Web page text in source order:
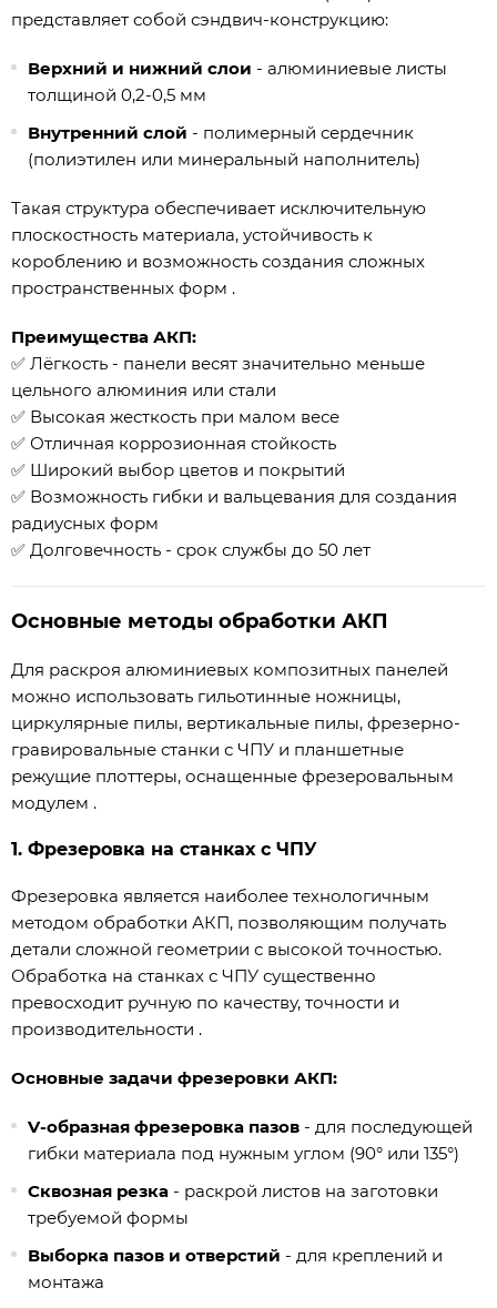
представляет собой сэндвич-конструкцию:
Верхний и нижний слои - алюминиевые листы
толщиной 0,2-0,5 мм
Внутренний слой - полимерный сердечник
(полиэтилен или минеральный наполнитель)
Такая структура обеспечивает исключительную
плоскостность материала, устойчивость к
короблению и возможность создания сложных
пространственных форм .
Преимущества АКП:
✅ Лёгкость - панели весят значительно меньше
цельного алюминия или стали
✅ Высокая жесткость при малом весе
✅ Отличная коррозионная стойкость
✅ Широкий выбор цветов и покрытий
✅ Возможность гибки и вальцевания для создания
радиусных форм
✅ Долговечность - срок службы до 50 лет
Основные методы обработки АКП
Для раскроя алюминиевых композитных панелей
можно использовать гильотинные ножницы,
циркулярные пилы, вертикальные пилы, фрезерно-
гравировальные станки с ЧПУ и планшетные
режущие плоттеры, оснащенные фрезеровальным
модулем .
1. Фрезеровка на станках с ЧПУ
Фрезеровка является наиболее технологичным
методом обработки АКП, позволяющим получать
детали сложной геометрии с высокой точностью.
Обработка на станках с ЧПУ существенно
превосходит ручную по качеству, точности и
производительности .
Основные задачи фрезеровки АКП:
V-образная фрезеровка пазов - для последующей
гибки материала под нужным углом (90° или 135°)
Сквозная резка - раскрой листов на заготовки
требуемой формы
Выборка пазов и отверстий - для креплений и
монтажа